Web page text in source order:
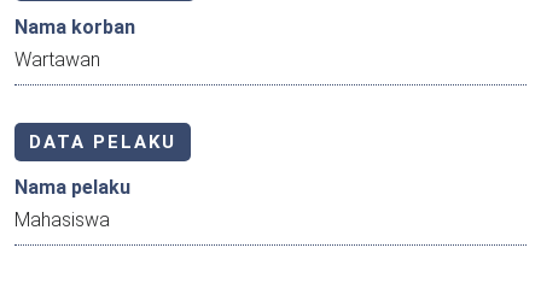
Nama korban
Wartawan
DATA PELAKU
Nama pelaku
Mahasiswa